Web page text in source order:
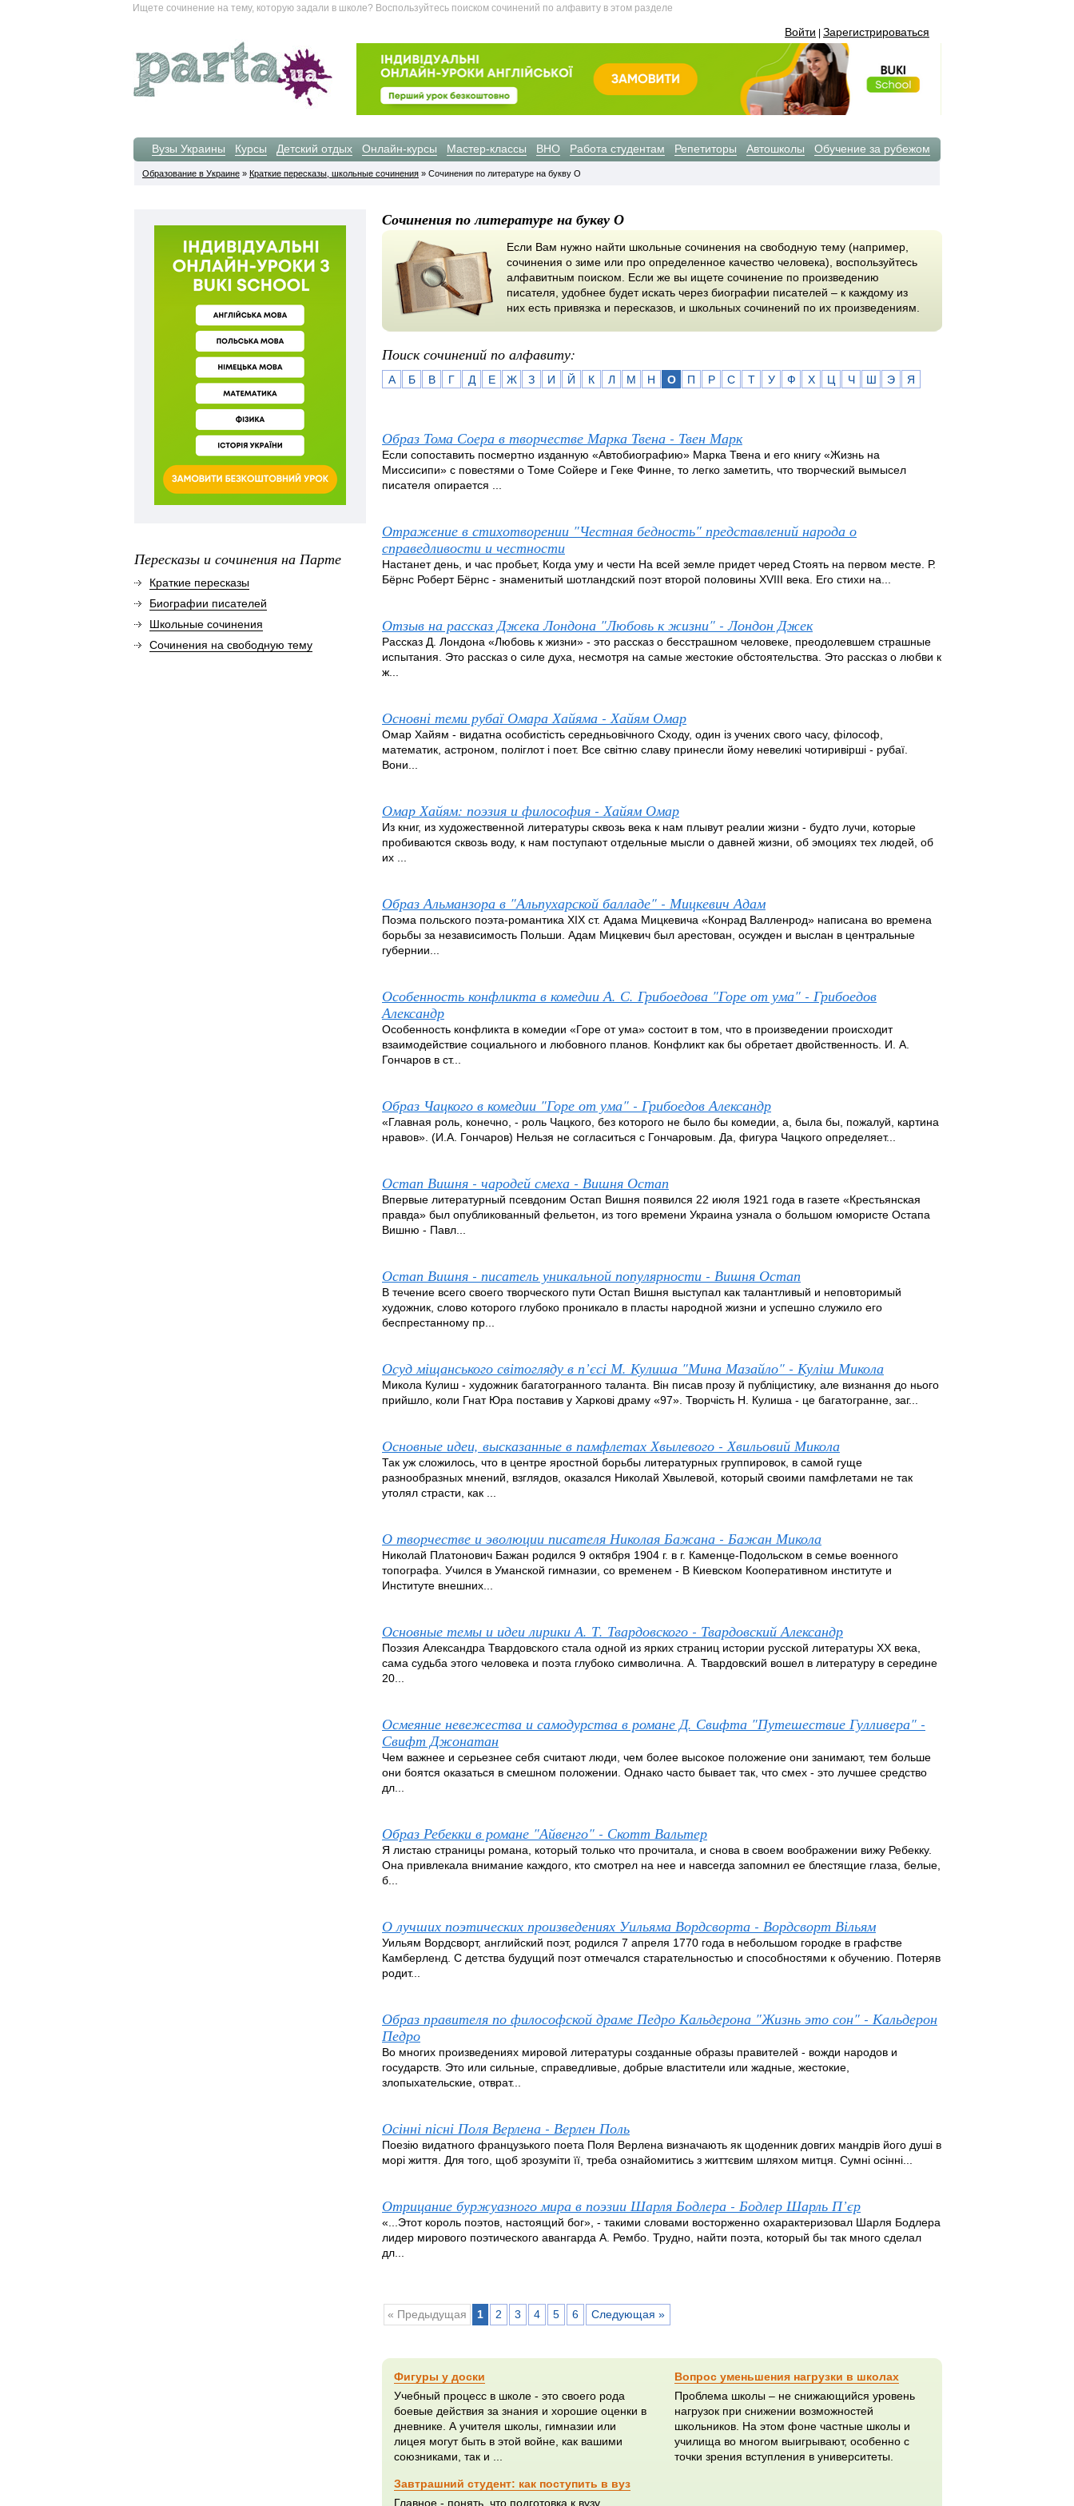
Ищете сочинение на тему, которую задали в школе? Воспользуйтесь поиском сочинений по алфавиту в этом разделе
Войти Зарегистрироваться
Вузы Украины Курсы Детский отдых Онлайн-курсы Мастер-классы ВНО Работа студентам Репетиторы Автошколы Обучение за рубежом
Образование в Украине » Краткие пересказы, школьные сочинения » Сочинения по литературе на букву О
Сочинения по литературе на букву О
Если Вам нужно найти школьные сочинения на свободную тему (например,
сочинения о зиме или про определенное качество человека), воспользуйтесь
алфавитным поиском. Если же вы ищете сочинение по произведению
писателя, удобнее будет искать через биографии писателей – к каждому из
них есть привязка и пересказов, и школьных сочинений по их произведениям.
Поиск сочинений по алфавиту:
А Б В Г Д Е Ж З И Й К Л М Н О П Р С Т У Ф Х Ц Ч Ш Э Я
Образ Тома Соера в творчестве Марка Твена - Твен Марк
Если сопоставить посмертно изданную «Автобиографию» Марка Твена и его книгу «Жизнь на
Миссисипи» с повестями о Томе Сойере и Геке Финне, то легко заметить, что творческий вымысел
писателя опирается ...
Отражение в стихотворении "Честная бедность" представлений народа о
справедливости и честности
Настанет день, и час пробьет, Когда уму и чести На всей земле придет черед Стоять на первом месте. Р.
Бёрнс Роберт Бёрнс - знаменитый шотландский поэт второй половины XVIII века. Его стихи на...
Отзыв на рассказ Джека Лондона "Любовь к жизни" - Лондон Джек
Рассказ Д. Лондона «Любовь к жизни» - это рассказ о бесстрашном человеке, преодолевшем страшные
испытания. Это рассказ о силе духа, несмотря на самые жестокие обстоятельства. Это рассказ о любви к
ж...
Основні теми рубаї Омара Хайяма - Хайям Омар
Омар Хайям - видатна особистість середньовічного Сходу, один із учених свого часу, філософ,
математик, астроном, поліглот і поет. Все світню славу принесли йому невеликі чотиривірші - рубаї.
Вони...
Омар Хайям: поэзия и философия - Хайям Омар
Из книг, из художественной литературы сквозь века к нам плывут реалии жизни - будто лучи, которые
пробиваются сквозь воду, к нам поступают отдельные мысли о давней жизни, об эмоциях тех людей, об
их ...
Образ Альманзора в "Альпухарской балладе" - Мицкевич Адам
Поэма польского поэта-романтика XIX ст. Адама Мицкевича «Конрад Валленрод» написана во времена
борьбы за независимость Польши. Адам Мицкевич был арестован, осужден и выслан в центральные
губернии...
Особенность конфликта в комедии А. С. Грибоедова "Горе от ума" - Грибоедов
Александр
Особенность конфликта в комедии «Горе от ума» состоит в том, что в произведении происходит
взаимодействие социального и любовного планов. Конфликт как бы обретает двойственность. И. А.
Гончаров в ст...
Образ Чацкого в комедии "Горе от ума" - Грибоедов Александр
«Главная роль, конечно, - роль Чацкого, без которого не было бы комедии, а, была бы, пожалуй, картина
нравов». (И.А. Гончаров) Нельзя не согласиться с Гончаровым. Да, фигура Чацкого определяет...
Остап Вишня - чародей смеха - Вишня Остап
Впервые литературный псевдоним Остап Вишня появился 22 июля 1921 года в газете «Крестьянская
правда» был опубликованный фельетон, из того времени Украина узнала о большом юмористе Остапа
Вишню - Павл...
Остап Вишня - писатель уникальной популярности - Вишня Остап
В течение всего своего творческого пути Остап Вишня выступал как талантливый и неповторимый
художник, слово которого глубоко проникало в пласты народной жизни и успешно служило его
беспрестанному пр...
Осуд міщанського світогляду в п’єсі М. Кулиша "Мина Мазайло" - Куліш Микола
Микола Кулиш - художник багатогранного таланта. Він писав прозу й публіцистику, але визнання до нього
прийшло, коли Гнат Юра поставив у Харкові драму «97». Творчість Н. Кулиша - це багатогранне, заг...
Основные идеи, высказанные в памфлетах Хвылевого - Хвильовий Микола
Так уж сложилось, что в центре яростной борьбы литературных группировок, в самой гуще
разнообразных мнений, взглядов, оказался Николай Хвылевой, который своими памфлетами не так
утолял страсти, как ...
О творчестве и эволюции писателя Николая Бажана - Бажан Микола
Николай Платонович Бажан родился 9 октября 1904 г. в г. Каменце-Подольском в семье военного
топографа. Учился в Уманской гимназии, со временем - В Киевском Кооперативном институте и
Институте внешних...
Основные темы и идеи лирики А. Т. Твардовского - Твардовский Александр
Поэзия Александра Твардовского стала одной из ярких страниц истории русской литературы XX века,
сама судьба этого человека и поэта глубоко символична. А. Твардовский вошел в литературу в середине
20...
Осмеяние невежества и самодурства в романе Д. Свифта "Путешествие Гулливера" -
Свифт Джонатан
Чем важнее и серьезнее себя считают люди, чем более высокое положение они занимают, тем больше
они боятся оказаться в смешном положении. Однако часто бывает так, что смех - это лучшее средство
дл...
Образ Ребекки в романе "Айвенго" - Скотт Вальтер
Я листаю страницы романа, который только что прочитала, и снова в своем воображении вижу Ребекку.
Она привлекала внимание каждого, кто смотрел на нее и навсегда запомнил ее блестящие глаза, белые,
б...
О лучших поэтических произведениях Уильяма Вордсворта - Вордсворт Вільям
Уильям Вордсворт, английский поэт, родился 7 апреля 1770 года в небольшом городке в графстве
Камберленд. С детства будущий поэт отмечался старательностью и способностями к обучению. Потеряв
родит...
Образ правителя по философской драме Педро Кальдерона "Жизнь это сон" - Кальдерон
Педро
Во многих произведениях мировой литературы созданные образы правителей - вожди народов и
государств. Это или сильные, справедливые, добрые властители или жадные, жестокие,
злопыхательские, отврат...
Осінні пісні Поля Верлена - Верлен Поль
Поезію видатного французького поета Поля Верлена визначають як щоденник довгих мандрів його душі в
морі життя. Для того, щоб зрозуміти її, треба ознайомитись з життєвим шляхом митця. Сумні осінні...
Отрицание буржуазного мира в поэзии Шарля Бодлера - Бодлер Шарль П’єр
«...Этот король поэтов, настоящий бог», - такими словами восторженно охарактеризовал Шарля Бодлера
лидер мирового поэтического авангарда А. Рембо. Трудно, найти поэта, который бы так много сделал
дл...
« Предыдущая 1 2 3 4 5 6 Следующая »
Фигуры у доски
Учебный процесс в школе - это своего рода
боевые действия за знания и хорошие оценки в
дневнике. А учителя школы, гимназии или
лицея могут быть в этой войне, как вашими
союзниками, так и ...
Вопрос уменьшения нагрузки в школах
Проблема школы – не снижающийся уровень
нагрузок при снижении возможностей
школьников. На этом фоне частные школы и
училища во многом выигрывают, особенно с
точки зрения вступления в университеты.
Завтрашний студент: как поступить в вуз
Главное - понять, что подготовка к вузу
Пересказы и сочинения на Парте
Краткие пересказы
Биографии писателей
Школьные сочинения
Сочинения на свободную тему